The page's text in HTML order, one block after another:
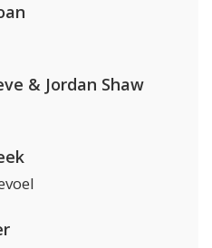
& Jordan Shaw